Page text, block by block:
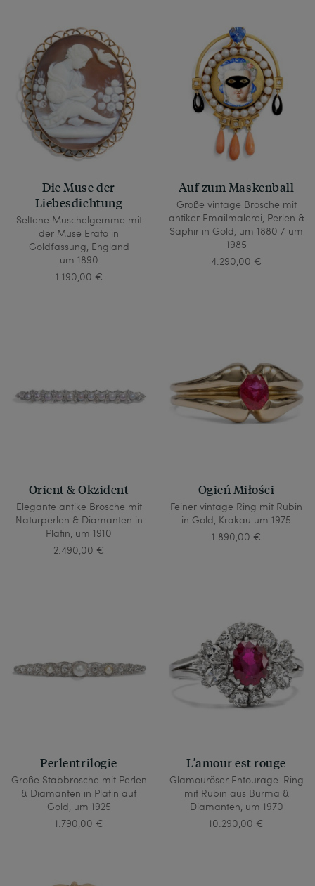
Die Muse der
Liebesdichtung
Seltene Muschelgemme mit
der Muse Erato in
Goldfassung, England
um 1890
1.190,00 €
Auf zum Maskenball
Große vintage Brosche mit
antiker Emailmalerei, Perlen &
Saphir in Gold, um 1880 / um
1985
4.290,00 €
Orient & Okzident
Elegante antike Brosche mit
Naturperlen & Diamanten in
Platin, um 1910
2.490,00 €
Ogień Miłości
Feiner vintage Ring mit Rubin
in Gold, Krakau um 1975
1.890,00 €
Perlentrilogie
Große Stabbrosche mit Perlen
& Diamanten in Platin auf
Gold, um 1925
1.790,00 €
L’amour est rouge
Glamouröser Entourage-Ring
mit Rubin aus Burma &
Diamanten, um 1970
10.290,00 €